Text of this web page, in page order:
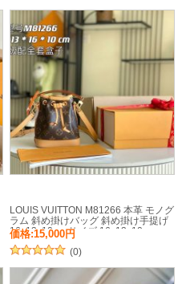
LOUIS VUITTON M81266 本革 モノグ
ラム 斜め掛けバッグ 斜め掛け手提げ
16x13x10cm サイズ:16x13x10cm
価格:15,000円
(0)